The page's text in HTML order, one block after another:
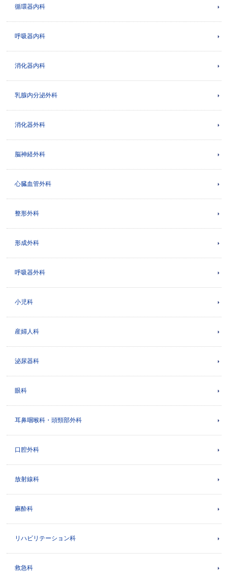
循環器内科
呼吸器内科
消化器内科
乳腺内分泌外科
消化器外科
脳神経外科
心臓血管外科
整形外科
形成外科
呼吸器外科
小児科
産婦人科
泌尿器科
眼科
耳鼻咽喉科・頭頸部外科
口腔外科
放射線科
麻酔科
リハビリテーション科
救急科